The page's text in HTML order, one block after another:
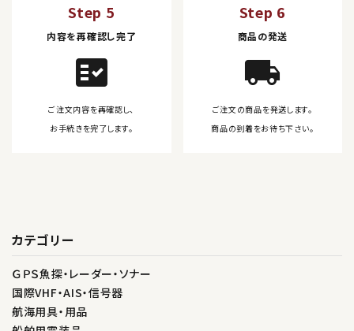
Step 5
内容を再確認し完了
fact_check
ご注文内容を再確認し、
お手続きを完了します。
Step 6
商品の発送
local_shipping
ご注文の商品を発送します。
商品の到着をお待ち下さい。
カテゴリー
ＧＰＳ魚探・レーダー・ソナー
国際VHF・AIS・信号器
航海用具・用品